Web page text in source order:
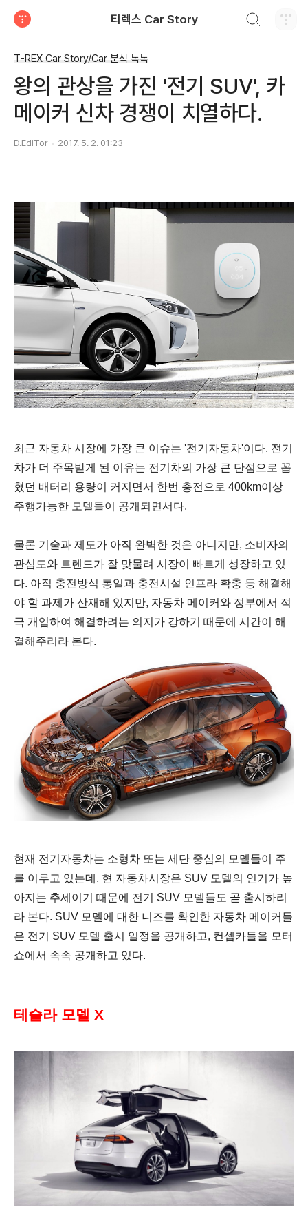
티렉스 Car Story
T-REX Car Story/Car 분석 톡톡
왕의 관상을 가진 '전기 SUV', 카
메이커 신차 경쟁이 치열하다.
D.EdiTor 2017. 5. 2. 01:23
최근 자동차 시장에 가장 큰 이슈는 '전기자동차'이다. 전기
차가 더 주목받게 된 이유는 전기차의 가장 큰 단점으로 꼽
혔던 배터리 용량이 커지면서 한번 충전으로 400km이상
주행가능한 모델들이 공개되면서다.
물론 기술과 제도가 아직 완벽한 것은 아니지만, 소비자의
관심도와 트렌드가 잘 맞물려 시장이 빠르게 성장하고 있
다. 아직 충전방식 통일과 충전시설 인프라 확충 등 해결해
야 할 과제가 산재해 있지만, 자동차 메이커와 정부에서 적
극 개입하여 해결하려는 의지가 강하기 때문에 시간이 해
결해주리라 본다.
현재 전기자동차는 소형차 또는 세단 중심의 모델들이 주
를 이루고 있는데, 현 자동차시장은 SUV 모델의 인기가 높
아지는 추세이기 때문에 전기 SUV 모델들도 곧 출시하리
라 본다. SUV 모델에 대한 니즈를 확인한 자동차 메이커들
은 전기
SUV 모델 출시 일정을 공개하고, 컨셉카들을 모터
쇼에서 속속 공개하고 있다.
테슬라 모델 X